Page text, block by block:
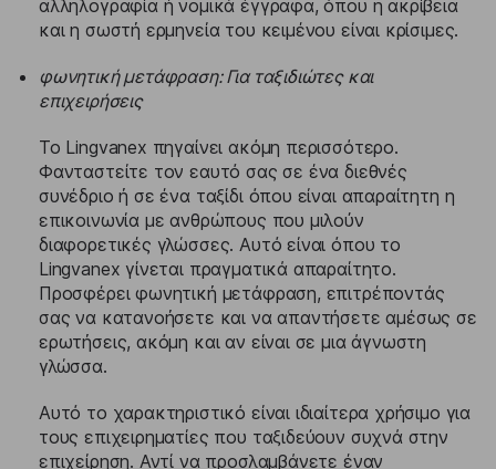
αλληλογραφία ή νομικά έγγραφα, όπου η ακρίβεια
και η σωστή ερμηνεία του κειμένου είναι κρίσιμες.
φωνητική μετάφραση: Για ταξιδιώτες και
επιχειρήσεις
Το Lingvanex πηγαίνει ακόμη περισσότερο.
Φανταστείτε τον εαυτό σας σε ένα διεθνές
συνέδριο ή σε ένα ταξίδι όπου είναι απαραίτητη η
επικοινωνία με ανθρώπους που μιλούν
διαφορετικές γλώσσες. Αυτό είναι όπου το
Lingvanex γίνεται πραγματικά απαραίτητο.
Προσφέρει φωνητική μετάφραση, επιτρέποντάς
σας να κατανοήσετε και να απαντήσετε αμέσως σε
ερωτήσεις, ακόμη και αν είναι σε μια άγνωστη
γλώσσα.
Αυτό το χαρακτηριστικό είναι ιδιαίτερα χρήσιμο για
τους επιχειρηματίες που ταξιδεύουν συχνά στην
επιχείρηση. Αντί να προσλαμβάνετε έναν